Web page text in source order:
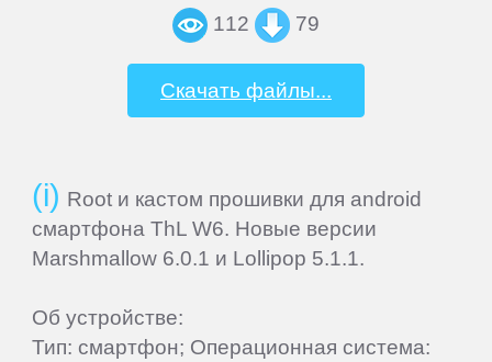
112 79
Скачать файлы...
Root и кастом прошивки для android
смартфона ThL W6. Новые версии
Marshmallow 6.0.1 и Lollipop 5.1.1.
Об устройстве:
Тип: смартфон; Операционная система:
Oppo
Oukitel
Oysters